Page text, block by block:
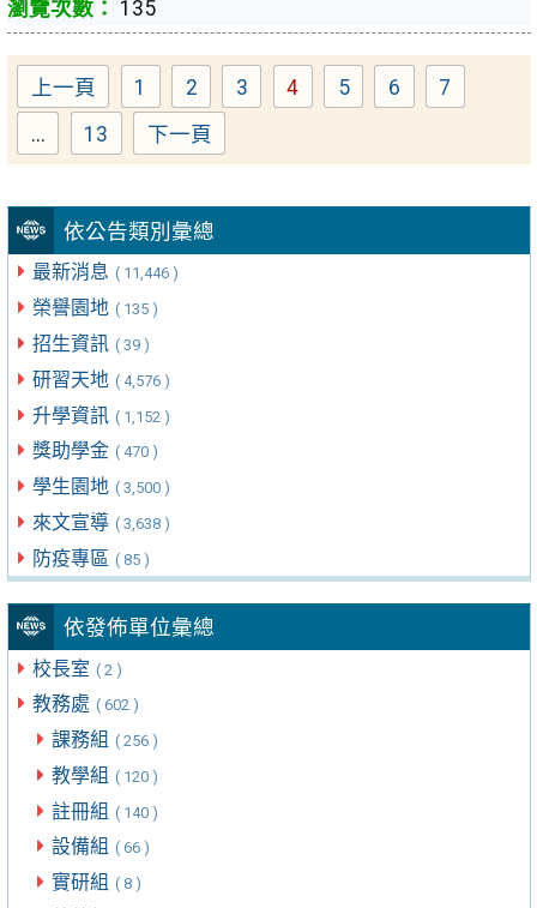
依公告類別彙總
最新消息 ( 11,446 )
榮譽園地 ( 135 )
招生資訊 ( 39 )
研習天地 ( 4,576 )
升學資訊 ( 1,152 )
獎助學金 ( 470 )
學生園地 ( 3,500 )
來文宣導 ( 3,638 )
防疫專區 ( 85 )
依發佈單位彙總
校長室 ( 2 )
教務處 ( 602 )
課務組 ( 256 )
教學組 ( 120 )
註冊組 ( 140 )
設備組 ( 66 )
實研組 ( 8 )
135
上一頁 Page
1 Page
2 Page
3 Page
4 Page
5 Page
6
7
...
Page
13 下一頁